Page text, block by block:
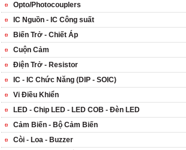
Opto/Photocouplers
IC Nguồn - IC Công suất
Biến Trở - Chiết Áp
Cuộn Cảm
Điện Trở - Resistor
IC - IC Chức Năng (DIP - SOIC)
Vi Điều Khiển
LED - Chip LED - LED COB - Đèn LED
Cảm Biến - Bộ Cảm Biến
Còi - Loa - Buzzer